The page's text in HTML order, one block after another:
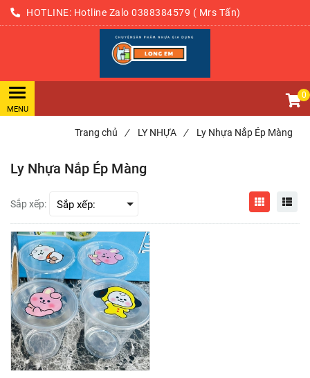
HOTLINE: Hotline Zalo 0388384579 ( Mrs Tấn)
0
Trang chủ / LY NHỰA / Ly Nhựa Nắp Ép Màng
Ly Nhựa Nắp Ép Màng
Sắp xếp: